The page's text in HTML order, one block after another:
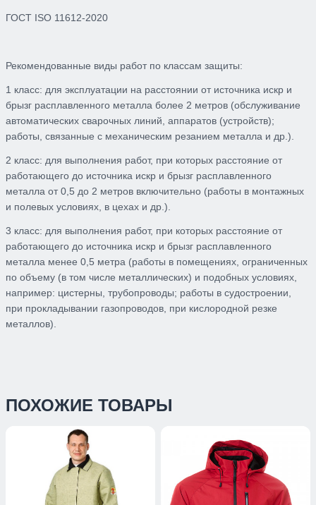
ГОСТ ISO 11612-2020
Рекомендованные виды работ по классам защиты:
1 класс: для эксплуатации на расстоянии от источника искр и
брызг расплавленного металла более 2 метров (обслуживание
автоматических сварочных линий, аппаратов (устройств);
работы, связанные с механическим резанием металла и др.).
2 класс: для выполнения работ, при которых расстояние от
работающего до источника искр и брызг расплавленного
металла от 0,5 до 2 метров включительно (работы в монтажных
и полевых условиях, в цехах и др.).
3 класс: для выполнения работ, при которых расстояние от
работающего до источника искр и брызг расплавленного
металла менее 0,5 метра (работы в помещениях, ограниченных
по объему (в том числе металлических) и подобных условиях,
например: цистерны, трубопроводы; работы в судостроении,
при прокладывании газопроводов, при кислородной резке
металлов).
ПОХОЖИЕ ТОВАРЫ